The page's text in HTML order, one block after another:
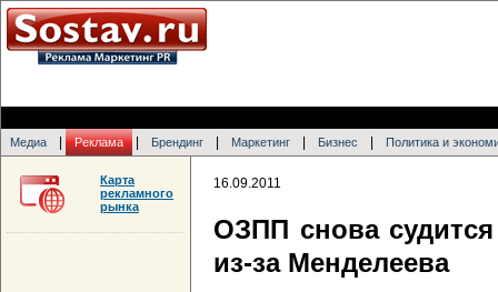
Медиа Реклама Брендинг Маркетинг Бизнес Политика и
16.09.2011
ОЗПП снова
из-за Менделеева
Карта
рекламного
рынка